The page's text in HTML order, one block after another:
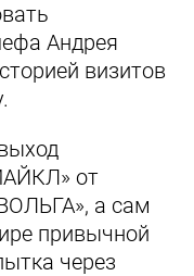
Андрея
визитов
от
а сам
привычной
через